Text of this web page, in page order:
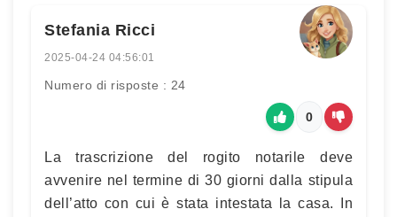
Stefania Ricci
2025-04-24 04:56:01
Numero di risposte : 24
0
La trascrizione del rogito notarile deve
avvenire nel termine di 30 giorni dalla stipula
dell’atto con cui è stata intestata la casa. In